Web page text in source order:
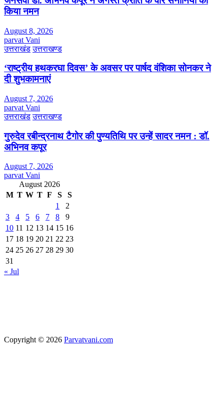
किया नमन
August 8, 2026
parvat Vani
उत्तराखंड उत्तराखण्ड
‘राष्ट्रीय हथकरघा दिवस’ के अवसर पर पार्षद वंशिका सोनकर ने
दी शुभकामनाएं
August 7, 2026
parvat Vani
उत्तराखंड उत्तराखण्ड
गुरुदेव रबीन्द्रनाथ टैगोर की पुण्यतिथि पर उन्हें सादर नमन : डॉ.
अभिनव कपूर
August 7, 2026
parvat Vani
August 2026
M T W T F S
S
1
2
3
4 5 6 7 8
9
10 11 12 13 14 15 16
17 18 19 20 21 22 23
24 25 26 27 28 29 30
31
« Jul
Copyright © 2026 Parvatvani.com